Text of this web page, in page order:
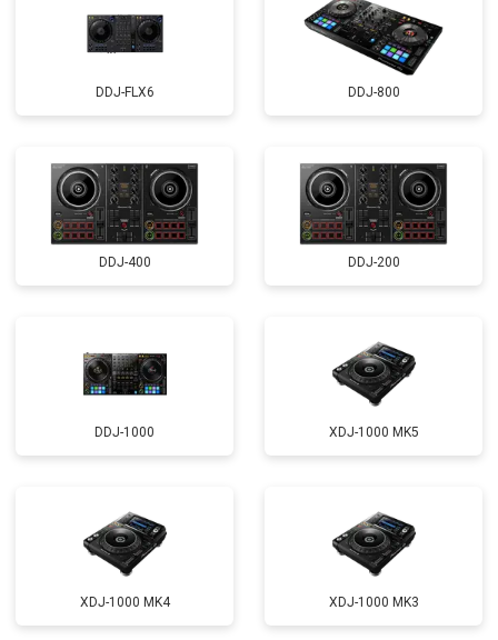
DDJ-FLX6 DDJ-800
DDJ-400 DDJ-200
DDJ-1000 XDJ-1000 MK5
XDJ-1000 MK4 XDJ-1000 MK3